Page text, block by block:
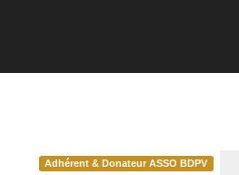
Adhérent & Donateur ASSO BDPV